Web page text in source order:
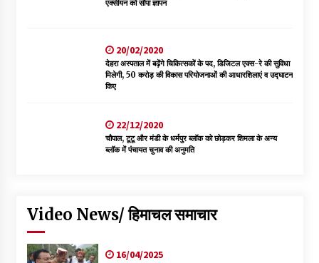
एक्सीयन को सौंपा ज्ञापन
20/02/2020
देहरा अस्पताल में बढ़ेंगे चिकित्सकों के पद, डिजिटल एक्स-रे की सुविधा
मिलेगी, 50 करोड़ की विकास परियोजनाओं की आधारशिलाएं व उद्घाटन
किए
22/12/2020
चौपाल, टूटू और मंडी के धर्मपुर ब्लॉक को छोड़कर शिमला के अन्य
ब्लॉक में पंचायत चुनाव की अनुमति
Video News/ हिमाचल समाचार
16/04/2025